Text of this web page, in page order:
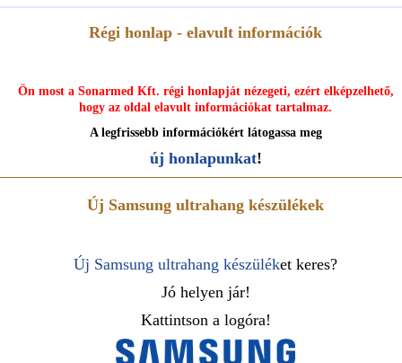
Régi honlap - elavult információk
Ön most a Sonarmed Kft. régi honlapját nézegeti, ezért elképzelhető,
hogy az oldal elavult információkat tartalmaz.
A legfrissebb információkért látogassa meg
új honlapunkat!
Új Samsung ultrahang készülékek
Új Samsung ultrahang készüléket keres?
Jó helyen jár!
Kattintson a logóra!